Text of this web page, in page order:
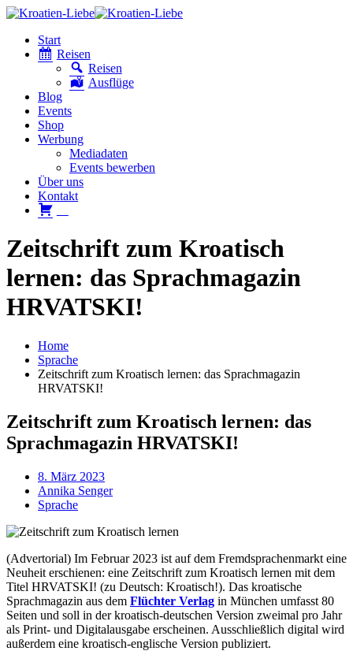
Start
Reisen
Reisen
Ausflüge
Blog
Events
Shop
Werbung
Mediadaten
Events bewerben
Über uns
Kontakt
Zeitschrift zum Kroatisch
lernen: das Sprachmagazin
HRVATSKI!
Home
Sprache
Zeitschrift zum Kroatisch lernen: das Sprachmagazin
HRVATSKI!
Zeitschrift zum Kroatisch lernen: das
Sprachmagazin HRVATSKI!
8. März 2023
Annika Senger
Sprache
(Advertorial) Im Februar 2023 ist auf dem Fremdsprachenmarkt eine
Neuheit erschienen: eine Zeitschrift zum Kroatisch lernen mit dem
Titel HRVATSKI! (zu Deutsch: Kroatisch!). Das kroatische
Sprachmagazin aus dem Flüchter Verlag in München umfasst 80
Seiten und soll in der kroatisch-deutschen Version zweimal pro Jahr
als Print- und Digitalausgabe erscheinen. Ausschließlich digital wird
außerdem eine kroatisch-englische Version publiziert.